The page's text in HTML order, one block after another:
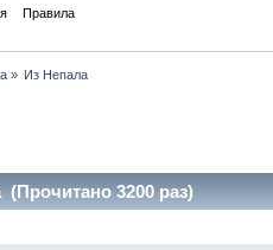
Правила
» Из Непала
3200 раз)